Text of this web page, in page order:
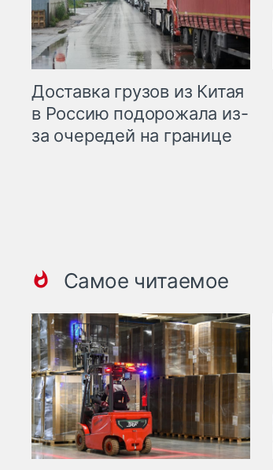
Доставка грузов из Китая
в Россию подорожала из-
за очередей на границе
Самое читаемое